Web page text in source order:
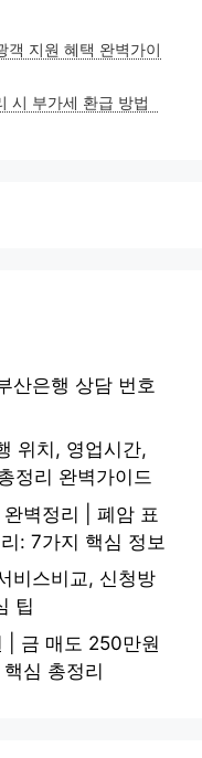
객 지원 혜택 완벽가이
시 부가세 환급 방법
산은행 상담 번호
위치, 영업시간,
정리 완벽가이드
벽정리 | 폐암 표
: 7가지 핵심 정보
비스비교, 신청방
팁
| 금 매도 250만원
심 총정리